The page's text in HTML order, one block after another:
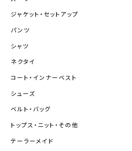
ジャケット・セットアップ
パンツ
シャツ
ネクタイ
コート・インナーベスト
シューズ
ベルト・バッグ
トップス・ニット・その他
テーラーメイド